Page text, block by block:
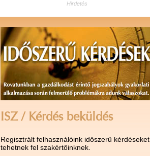
Hirdetés
ISZ / Kérdés beküldés
Regisztrált felhasználóink időszerű kérdéseket
tehetnek fel szakértőinknek.